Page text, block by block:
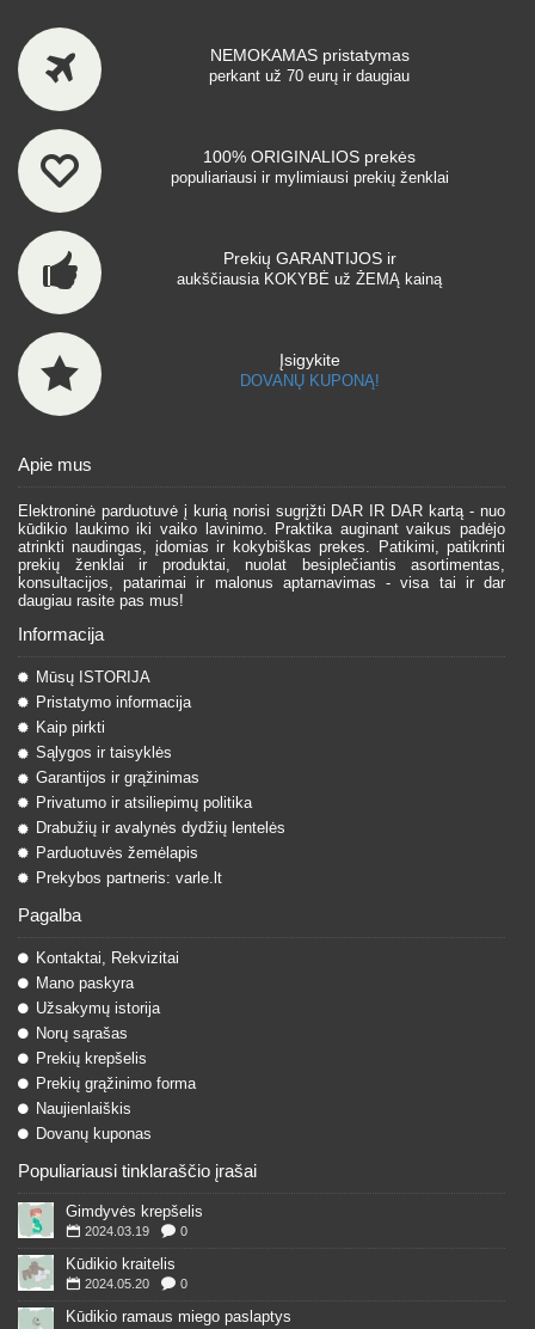
NEMOKAMAS pristatymas
perkant už 70 eurų ir daugiau
100% ORIGINALIOS prekės
populiariausi ir mylimiausi prekių ženklai
Prekių GARANTIJOS ir
aukščiausia KOKYBĖ už ŽEMĄ kainą
Įsigykite
DOVANŲ KUPONĄ!
Apie mus
Elektroninė parduotuvė į kurią norisi sugrįžti DAR IR DAR kartą - nuo
kūdikio laukimo iki vaiko lavinimo. Praktika auginant vaikus padėjo
atrinkti naudingas, įdomias ir kokybiškas prekes. Patikimi, patikrinti
prekių ženklai ir produktai, nuolat besiplečiantis asortimentas,
konsultacijos, patarimai ir malonus aptarnavimas - visa tai ir dar
daugiau rasite pas mus!
Informacija
Mūsų ISTORIJA
Pristatymo informacija
Kaip pirkti
Sąlygos ir taisyklės
Garantijos ir grąžinimas
Privatumo ir atsiliepimų politika
Drabužių ir avalynės dydžių lentelės
Parduotuvės žemėlapis
Prekybos partneris: varle.lt
Pagalba
Kontaktai, Rekvizitai
Mano paskyra
Užsakymų istorija
Norų sąrašas
Prekių krepšelis
Prekių grąžinimo forma
Naujienlaiškis
Dovanų kuponas
Populiariausi tinklaraščio įrašai
Gimdyvės krepšelis
2024.03.19 0
Kūdikio kraitelis
2024.05.20 0
Kūdikio ramaus miego paslaptys